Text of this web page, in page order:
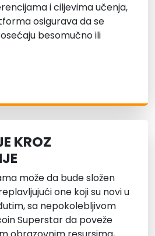
i ciljevima učenja,
osigurava da se
besomučno ili
KROZ
može da bude složen
one koji su novi u
sa nepokolebljivom
Superstar da poveže